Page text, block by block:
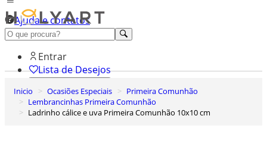
Ajuda e contatos
Conheça premium
Entrar
Lista de Desejos
0
Carrinho de Compras
Inicio Ocasiões Especiais
Primeira Comunhão
Lembrancinhas Primeira Comunhão
Ladrinho cálice e uva Primeira Comunhão 10x10 cm